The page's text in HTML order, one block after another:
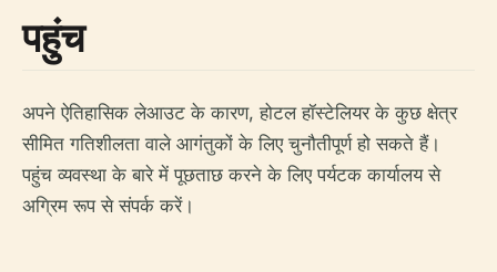
पहुंच
अपने ऐतिहासिक लेआउट के कारण, होटल हॉस्टेलियर के कुछ क्षेत्र
सीमित गतिशीलता वाले आगंतुकों के लिए चुनौतीपूर्ण हो सकते हैं।
पहुंच व्यवस्था के बारे में पूछताछ करने के लिए पर्यटक कार्यालय से
अग्रिम रूप से संपर्क करें।